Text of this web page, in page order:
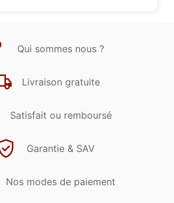
Qui sommes nous ?
Livraison gratuite
Satisfait ou remboursé
Garantie & SAV
Nos modes de paiement